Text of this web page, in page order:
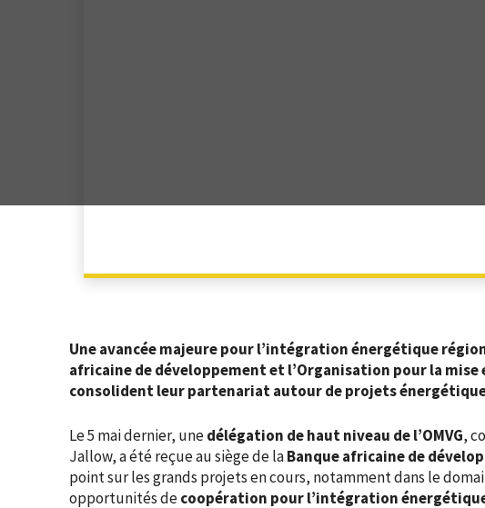
Une avancée majeure pour l’intégration énergétique
africaine de développement et l’Organisation pour la mise
consolident leur partenariat autour de projets
Le 5 mai dernier, unedélégation de haut niveau de l’OMVG,
Jallow, a été reçue au siège de laBanque africaine de
point sur les grands projets en cours, notamment dans le
opportunités decoopération pour l’intégration